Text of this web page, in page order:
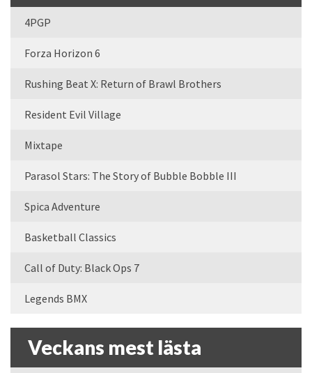
4PGP
Forza Horizon 6
Rushing Beat X: Return of Brawl Brothers
Resident Evil Village
Mixtape
Parasol Stars: The Story of Bubble Bobble III
Spica Adventure
Basketball Classics
Call of Duty: Black Ops 7
Legends BMX
Veckans mest lästa